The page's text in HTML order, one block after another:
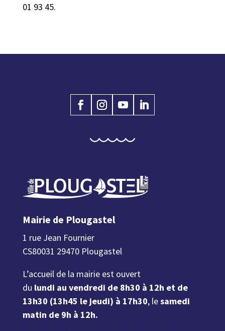
01 93 45.
Mairie de Plougastel
1 rue Jean Fournier
CS80031 29470 Plougastel
L’accueil de la mairie est ouvert
du lundi au vendredi de 8h30 à 12h et de
13h30 (13h45 le jeudi) à 17h30, lesamedi
matin de 9h à 12h.